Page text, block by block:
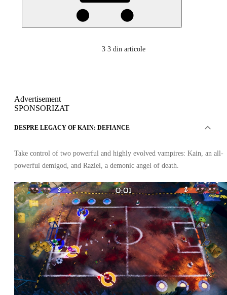
3 3 din articole
Advertisement
SPONSORIZAT
DESPRE LEGACY OF KAIN: DEFIANCE
Take control of two powerful and highly evolved vampires: Kain, an all-
powerful demigod, and Raziel, a demonic angel of death.